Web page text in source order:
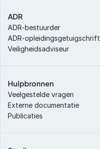
ADR
ADR-bestuurder
ADR-opleidingsgetuigschrift
Veiligheidsadviseur
Hulpbronnen
Veelgestelde vragen
Externe documentatie
Publicaties